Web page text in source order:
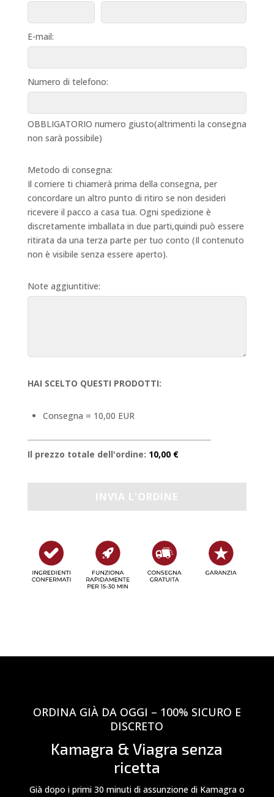
E-mail:
Numero di telefono:
OBBLIGATORIO numero giusto(altrimenti la consegna
non sarà possibile)
Metodo di consegna:
Il corriere ti chiamerà prima della consegna, per
concordare un altro punto di ritiro se non desideri
ricevere il pacco a casa tua. Ogni spedizione è
discretamente imballata in due parti,quindi può essere
ritirata da una terza parte per tuo conto (Il contenuto
non è visibile senza essere aperto).
Note aggiuntitive:
HAI SCELTO QUESTI PRODOTTI:
Consegna = 10,00 EUR
Il prezzo totale dell'ordine: 10,00 €
ORDINA GIÀ DA OGGI – 100% SICURO E
DISCRETO
Kamagra & Viagra senza
ricetta
Già dopo i primi 30 minuti di assunzione di Kamagra o